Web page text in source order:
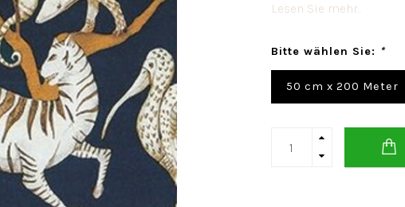
Lesen Sie mehr..
Bitte wählen Sie: *
50 cm x 200 Meter